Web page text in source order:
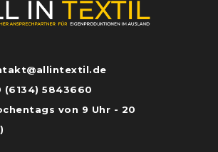
(6134) 5843660
von 9 Uhr - 20